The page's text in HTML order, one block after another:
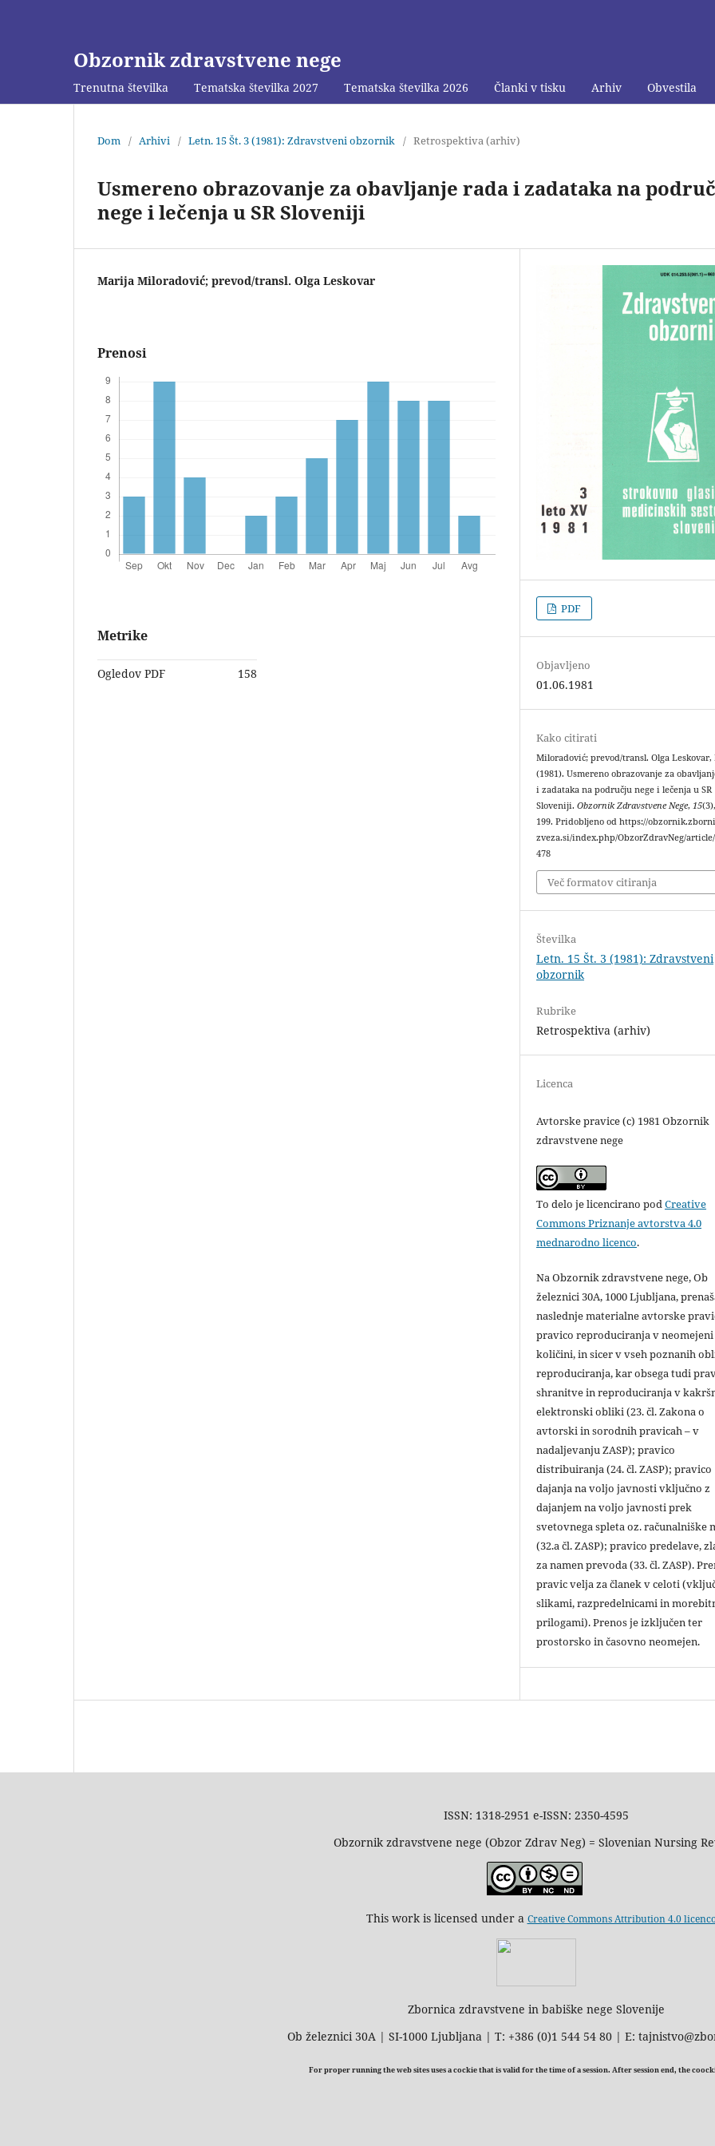
Obzornik zdravstvene nege
Trenutna številka Tematska številka 2027 Tematska številka 2026 Članki v tisku Arhiv Obvestila
Dom / Arhivi / Letn. 15 Št. 3 (1981): Zdravstveni obzornik / Retrospektiva (arhiv)
Usmereno obrazovanje za obavljanje rada i zadataka na
nege i lečenja u SR Sloveniji
Marija Miloradović; prevod/transl. Olga Leskovar
Prenosi
Metrike
Ogledov PDF 158
PDF
Objavljeno
01.06.1981
Kako citirati
Miloradović; prevod/transl. Olga Leskovar,
(1981). Usmereno obrazovanje za
i zadataka na području nege i lečenja u SR
Sloveniji.Obzornik Zdravstvene Nege,15
199. Pridobljeno od https://
zveza.si/index.php/ObzorZdravNeg/
478
Več formatov citiranja
Številka
Letn. 15 Št. 3 (1981): Zdravstveni
obzornik
Rubrike
Retrospektiva (arhiv)
Licenca
Avtorske pravice (c) 1981 Obzornik
zdravstvene nege
To delo je licencirano podCreative
Commons Priznanje avtorstva 4.0
mednarodno licenco.
Na Obzornik zdravstvene nege, Ob
železnici 30A, 1000 Ljubljana,
naslednje materialne avtorske
pravico reproduciranja v neomejeni
količini, in sicer v vseh poznanih
reproduciranja, kar obsega tudi
shranitve in reproduciranja v
elektronski obliki (23. čl. Zakona o
avtorski in sorodnih pravicah – v
nadaljevanju ZASP); pravico
distribuiranja (24. čl. ZASP); pravico
dajanja na voljo javnosti vključno z
dajanjem na voljo javnosti prek
svetovnega spleta oz. računalniške
(32.a čl. ZASP); pravico predelave,
za namen prevoda (33. čl. ZASP).
pravic velja za članek v celoti
slikami, razpredelnicami in
prilogami). Prenos je izključen ter
prostorsko in časovno neomejen.
ISSN: 1318-2951 e-ISSN: 2350-4595
Obzornik zdravstvene nege (Obzor Zdrav Neg) = Slovenian Nursing
This work is licensed under a Creative Commons Attribution 4.0
Zbornica zdravstvene in babiške nege Slovenije
Ob železnici 30A | SI-1000 Ljubljana | T: +386 (0)1 544 54 80 | E:
For proper running the web sites uses a cockie that is valid for the time of a session. After session end, the